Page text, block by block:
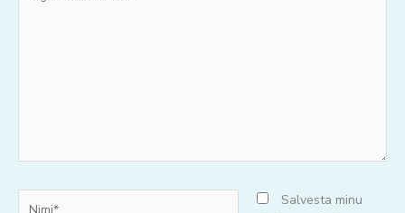
oma
Salvesta minu